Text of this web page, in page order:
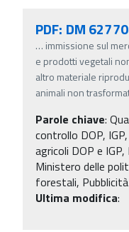
PDF: DM
… immissione sul
e prodotti vegetali
altro materiale
animali non
Parole chiave:
controllo DOP,
agricoli DOP e
Ministero delle
forestali,
Ultima modifica: